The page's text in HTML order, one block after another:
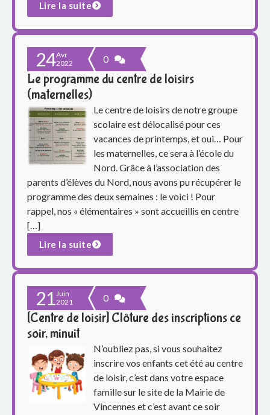
S
Lire la suite
24Avr
2022
0
Le programme du centre de loisirs
(maternelles)
Le centre de loisirs de notre groupe
scolaire est délocalisé pour ces
vacances de printemps, et oui… Pour
les maternelles, ce sera à l’école du
Nord. Grâce à l’association des
parents d’élèves du Nord, nous avons pu récupérer le
programme des deux semaines : le voici ! Pour
rappel, nos « élémentaires » sont accueillis en centre
[…]
Lire la suite
21 Juin
2021
0
[Centre de loisir] Clôture des inscriptions ce
soir, minuit
N’oubliez pas, si vous souhaitez
inscrire vos enfants cet été au centre
de loisir, c’est dans votre espace
famille sur le site de la Mairie de
Vincennes et c’est avant ce soir